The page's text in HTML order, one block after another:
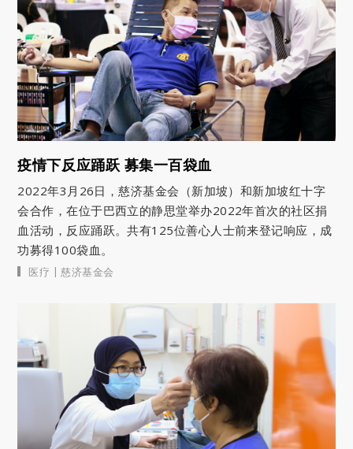
疫情下反应踊跃 募集一百袋血
2022年3月26日，慈济基金会（新加坡）和新加坡红十字
会合作，在位于巴西立的静思堂举办2022年首次的社区捐
血活动，反应踊跃。共有125位善心人士前来登记响应，成
功募得100袋血。
医疗 | 慈济基金会